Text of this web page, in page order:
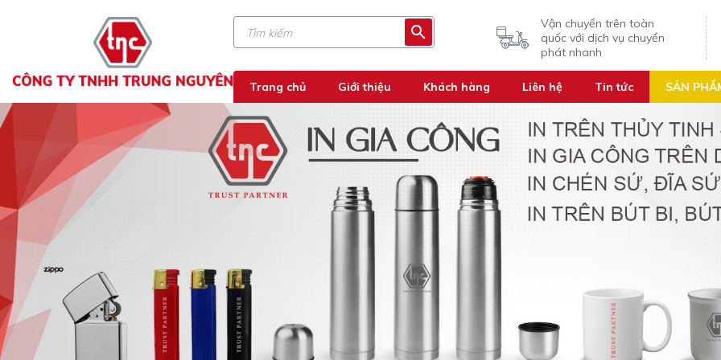
Vận chuyển trên toàn
quốc với dịch vụ chuyển
phát nhanh
Trang chủ Giới thiệu Khách hàng Liên hệ Tin tức SẢN